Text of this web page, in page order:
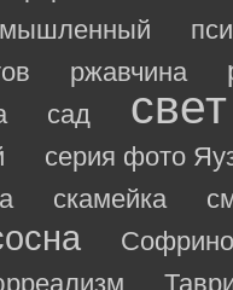
ржавчина
сад свет
серия фото
скамейка
Софрино